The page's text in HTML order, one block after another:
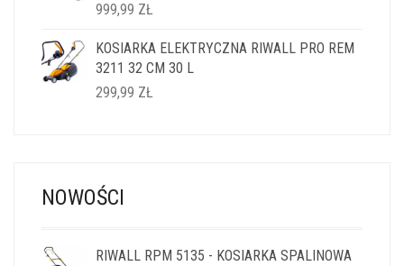
999,99 ZŁ
KOSIARKA ELEKTRYCZNA RIWALL PRO REM
3211 32 CM 30 L
299,99 ZŁ
NOWOŚCI
RIWALL RPM 5135 - KOSIARKA SPALINOWA